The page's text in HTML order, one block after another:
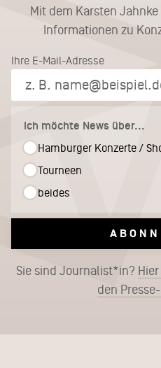
Mit dem Karsten
Informationen zu
Ihre E-Mail-Adresse
Ich möchte News über...
Hamburger Konzerte /
Tourneen
beides
Sie sind Journalist*in?
den